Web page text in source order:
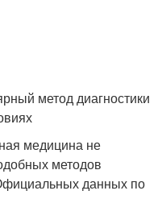
метод диагностики
медицина не
методов
данных по